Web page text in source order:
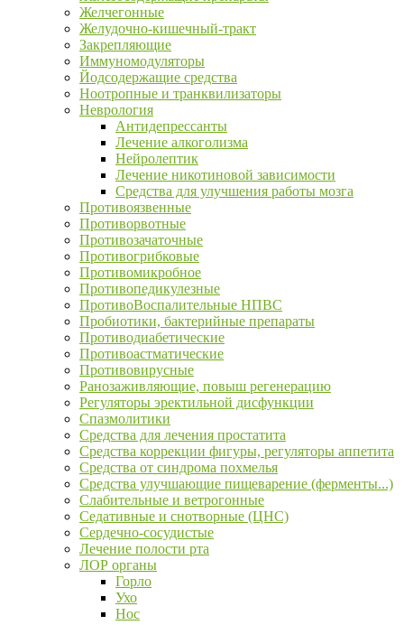
Желчегонные
Желудочно-кишечный-тракт
Закрепляющие
Иммуномодуляторы
Йодсодержащие средства
Ноотропные и транквилизаторы
Неврология
Антидепрессанты
Лечение алкоголизма
Нейролептик
Лечение никотиновой зависимости
Средства для улучшения работы мозга
Противоязвенные
Противорвотные
Противозачаточные
Противогрибковые
Противомикробное
Противопедикулезные
ПротивоВоспалительные НПВС
Пробиотики, бактерийные препараты
Противодиабетические
Противоастматические
Противовирусные
Ранозаживляющие, повыш регенерацию
Регуляторы эректильной дисфункции
Спазмолитики
Средства для лечения простатита
Средства коррекции фигуры, регуляторы аппетита
Средства от синдрома похмелья
Средства улучшающие пищеварение (ферменты...)
Слабительные и ветрогонные
Седативные и снотворные (ЦНС)
Сердечно-сосудистые
Лечение полости рта
ЛОР органы
Горло
Ухо
Нос